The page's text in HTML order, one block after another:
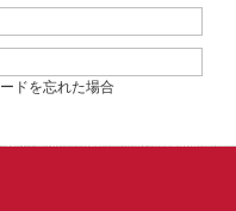
ドを忘れた場合